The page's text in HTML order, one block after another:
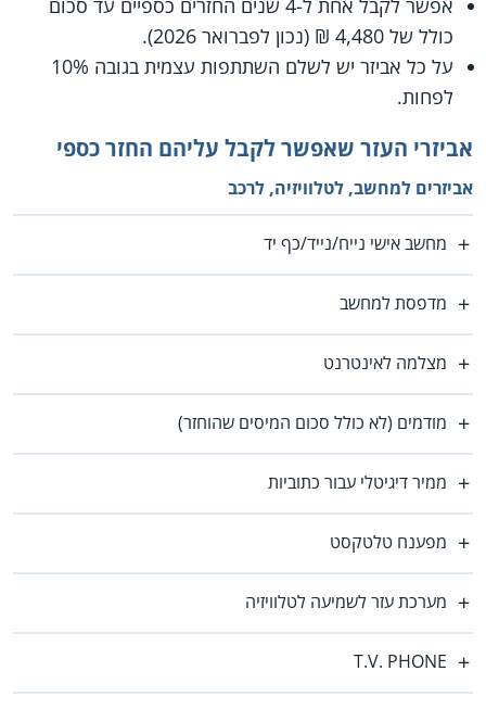
כולל של 4,480 ₪ (נכון לפברואר 2026).
על כל אביזר יש לשלם השתתפות עצמית בגובה 10%
לפחות.
אביזרי העזר שאפשר לקבל עליהם החזר כספי
אביזרים למחשב, לטלוויזיה, לרכב
מחשב אישי נייח/נייד/כף יד
מדפסת למחשב
מצלמה לאינטרנט
מודמים (לא כולל סכום המיסים שהוחזר)
ממיר דיגיטלי עבור כתוביות
מפענח טלטקסט
מערכת עזר לשמיעה לטלוויזיה
T.V. PHONE